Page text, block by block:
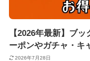
【2026年最新】ブ
ーポンやガチャ・キ
2026年7月28日